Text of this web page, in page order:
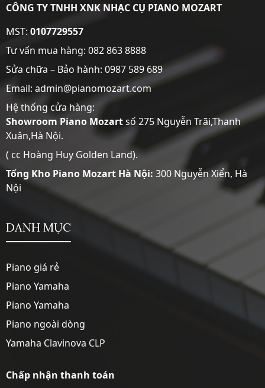
CÔNG TY TNHH XNK NHẠC CỤ PIANO MOZART
MST:0107729557
Tư vấn mua hàng: 082 863 8888
Sửa chữa – Bảo hành: 0987 589 689
Email: admin@pianomozart.com
Hệ thống cửa hàng:
Showroom Piano Mozartsố 275 Nguyễn Trãi,Thanh
Xuân,Hà Nội.
( cc Hoàng Huy Golden Land).
Tổng Kho Piano Mozart Hà Nội: 300 Nguyễn Xiển, Hà
Nội
DANH MỤC
Piano giá rẻ
Piano Yamaha
Piano Yamaha
Piano ngoài dòng
Yamaha Clavinova CLP
Chấp nhận thanh toán